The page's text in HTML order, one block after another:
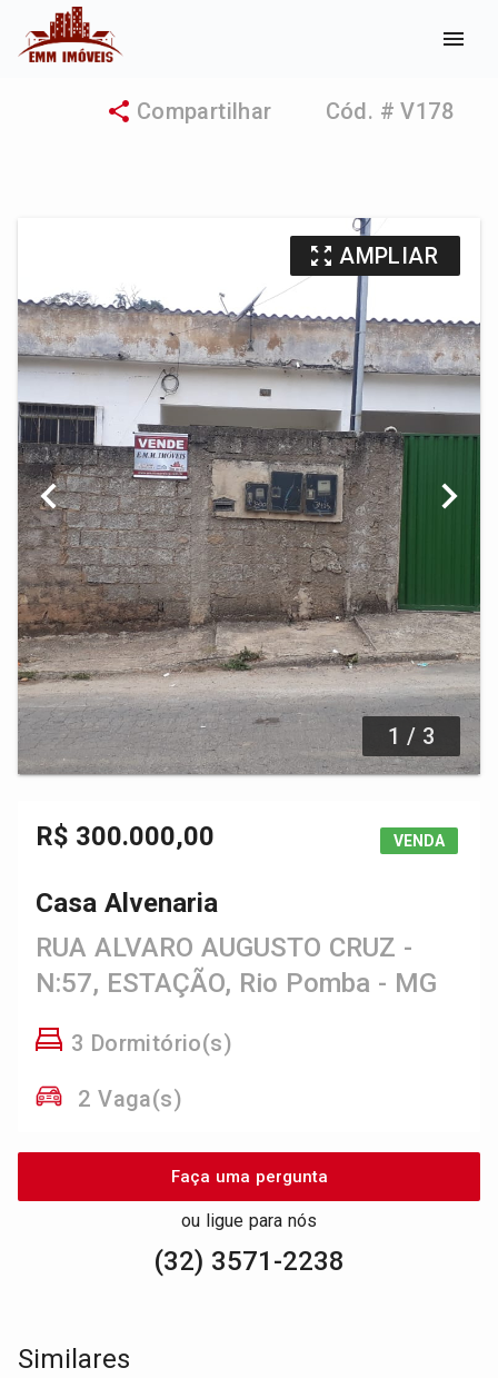
menu
share Compartilhar Cód. # V178
1 / 3
zoom_out_map AMPLIAR
chevron_left chevron_right
R$ 300.000,00 VENDA
Casa Alvenaria
RUA ALVARO AUGUSTO CRUZ -
N:57, ESTAÇÃO, Rio Pomba - MG
3 Dormitório(s)
2 Vaga(s)
Faça uma pergunta
ou ligue para nós
(32) 3571-2238
Similares